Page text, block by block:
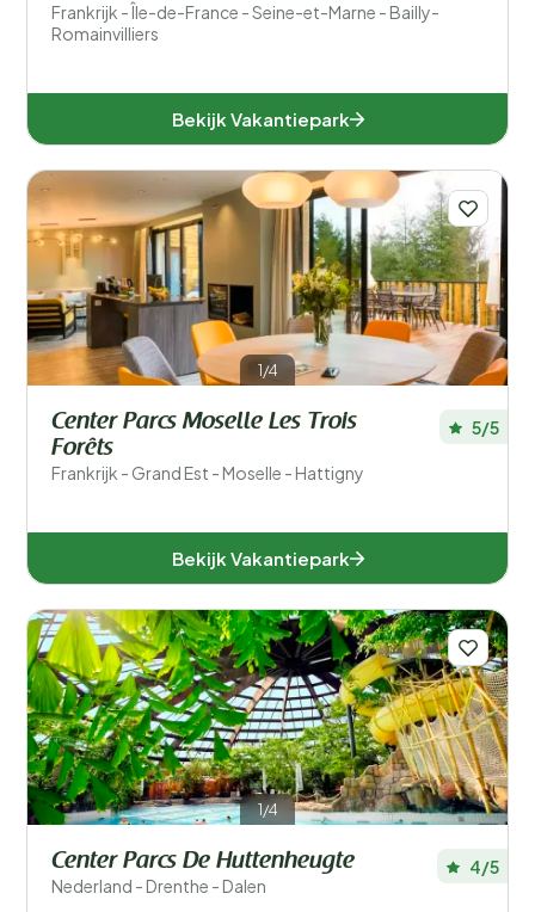
Frankrijk - Île-de-France - Seine-et-Marne - Bailly-
Romainvilliers
Bekijk Vakantiepark
1/4
Center Parcs Moselle Les Trois
Forêts
Frankrijk - Grand Est - Moselle - Hattigny
5/5
Bekijk Vakantiepark
1/4
Center Parcs De Huttenheugte
Nederland - Drenthe - Dalen
4/5